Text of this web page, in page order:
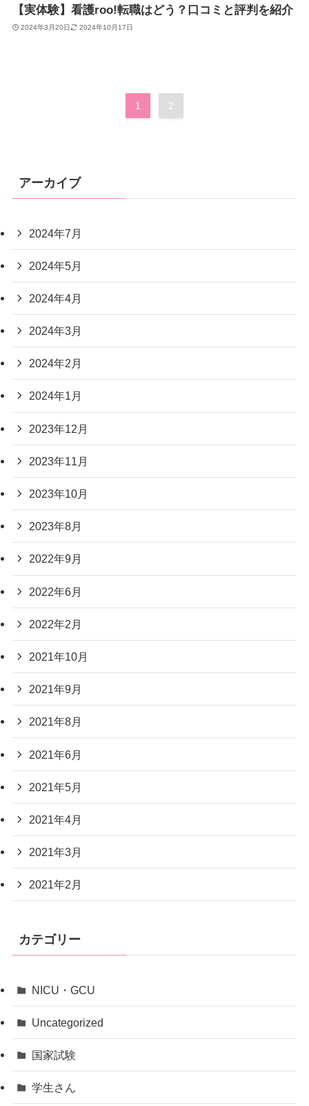
【実体験】看護roo!転職はどう？口コミと評判を紹介
2024年3月20日 2024年10月17日
1 2
アーカイブ
2024年7月
2024年5月
2024年4月
2024年3月
2024年2月
2024年1月
2023年12月
2023年11月
2023年10月
2023年8月
2022年9月
2022年6月
2022年2月
2021年10月
2021年9月
2021年8月
2021年6月
2021年5月
2021年4月
2021年3月
2021年2月
カテゴリー
NICU・GCU
Uncategorized
国家試験
学生さん